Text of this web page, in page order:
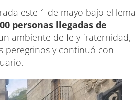
este 1 de mayo bajo el lema
personas llegadas de
ambiente de fe y fraternidad,
peregrinos y continuó con